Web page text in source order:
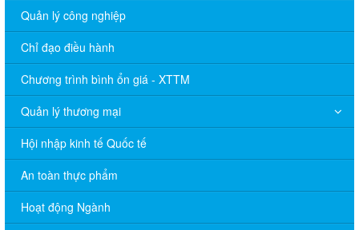
Quản lý công nghiệp
Chỉ đạo điều hành
Chương trình bình ổn giá - XTTM
Quản lý thương mại
Hội nhập kinh tế Quốc tế
An toàn thực phẩm
Hoạt động Ngành